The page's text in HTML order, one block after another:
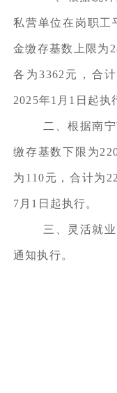
私营单位在岗职工
金缴存基数上限为
各为3362元，合
2025年1月1日起执
二、根据南
缴存基数下限为
为110元，合计为
7月1日起执行。
三、灵活就
通知执行。